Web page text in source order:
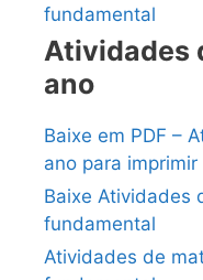
fundamental
Atividades
ano
Baixe em PDF –
ano para imprimir
Baixe Atividades
fundamental
Atividades de